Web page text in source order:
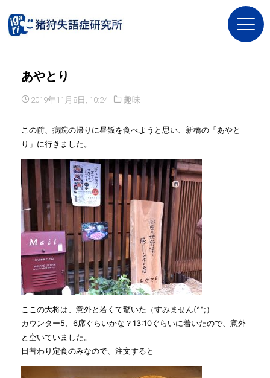
あやとり
2019年11月8日, 10:24 趣味
この前、病院の帰りに昼飯を食べようと思い、新橋の「あやと
り」に行きました。
ここの大将は、意外と若くて驚いた（すみません(^^;）
カウンター5、6席ぐらいかな？13:10ぐらいに着いたので、意外
と空いていました。
日替わり定食のみなので、注文すると